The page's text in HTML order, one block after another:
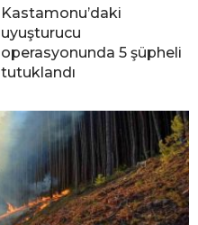
Kastamonu’daki
uyuşturucu
operasyonunda 5 şüpheli
tutuklandı